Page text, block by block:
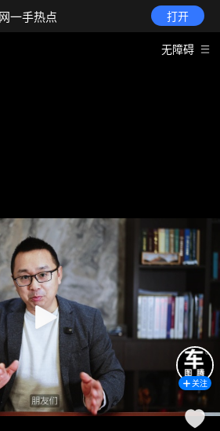
一手热点 打开
无障碍
关注